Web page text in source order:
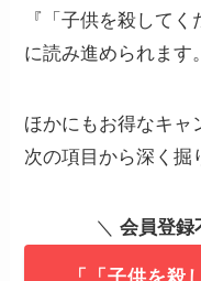
『「子供を殺して
に読み進められます。
ほかにもお得なキャ
次の項目から深く掘
＼ 会員登録
「「子供を殺